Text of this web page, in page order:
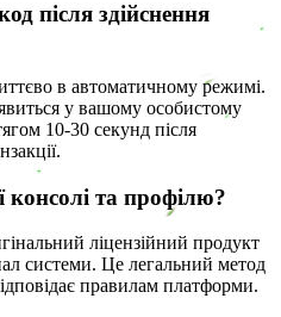
після здійснення
в автоматичному режимі.
у вашому особистому
10-30 секунд після
консолі та профілю?
ліцензійний продукт
системи. Це легальний метод
правилам платформи.